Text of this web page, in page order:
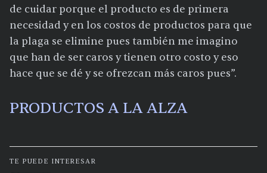
de cuidar porque el producto es de primera
necesidad y en los costos de productos para que
la plaga se elimine pues también me imagino
que han de ser caros y tienen otro costo y eso
hace que se dé y se ofrezcan más caros pues”.
PRODUCTOS A LA ALZA
TE PUEDE INTERESAR